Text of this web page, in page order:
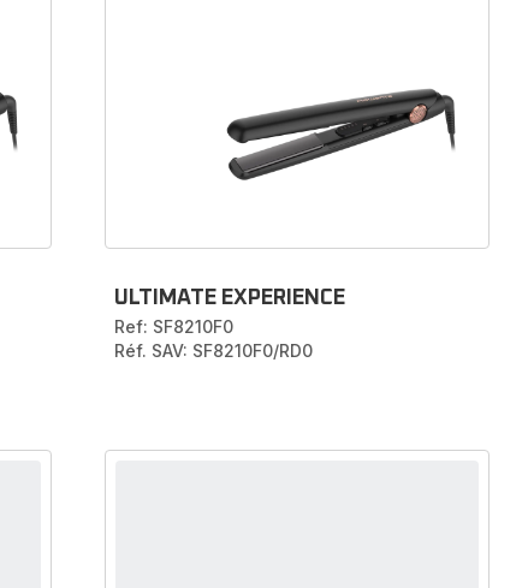
telles que des
chargeurset autres
Steampod.
Passez commande en ligne et faites confiance à votre
ULTIMATE EXPERIENCE
Ref: SF8210F0
Réf. SAV: SF8210F0/RD0